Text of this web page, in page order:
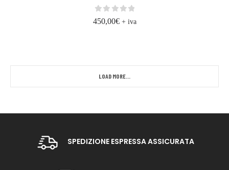
0out of 5
450,00€ + iva
LOAD MORE...
SPEDIZIONE ESPRESSA ASSICURATA